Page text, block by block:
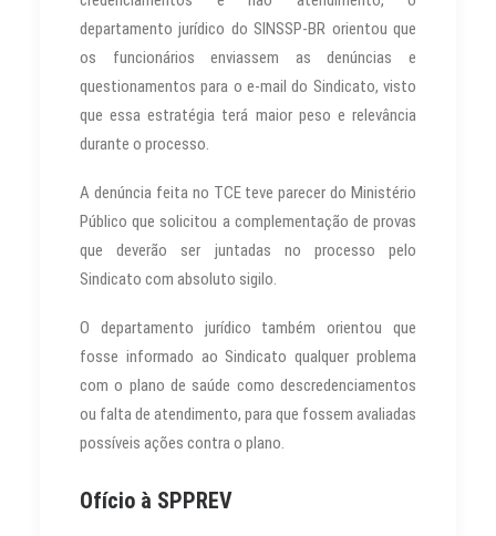
departamento jurídico do SINSSP-BR orientou que
os funcionários enviassem as denúncias e
questionamentos para o e-mail do Sindicato, visto
que essa estratégia terá maior peso e relevância
durante o processo.
A denúncia feita no TCE teve parecer do Ministério
Público que solicitou a complementação de provas
que deverão ser juntadas no processo pelo
Sindicato com absoluto sigilo.
O departamento jurídico também orientou que
fosse informado ao Sindicato qualquer problema
com o plano de saúde como descredenciamentos
ou falta de atendimento, para que fossem avaliadas
possíveis ações contra o plano.
Ofício à SPPREV